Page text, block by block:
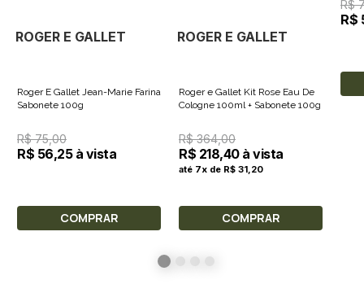
ROGER E GALLET
Roger E Gallet Jean-Marie Farina
Sabonete 100g
R$ 75,00
R$ 56,25 à vista
COMPRAR
ROGER E GALLET
Roger e Gallet Kit Rose Eau De
Cologne 100ml + Sabonete 100g
R$ 364,00
R$ 218,40 à vista
até 7x de R$ 31,20
COMPRAR
R$
R$